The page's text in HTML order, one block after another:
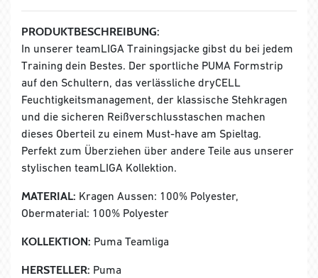
PRODUKTBESCHREIBUNG:
In unserer teamLIGA Trainingsjacke gibst du bei jedem
Training dein Bestes. Der sportliche PUMA Formstrip
auf den Schultern, das verlässliche dryCELL
Feuchtigkeitsmanagement, der klassische Stehkragen
und die sicheren Reißverschlusstaschen machen
dieses Oberteil zu einem Must-have am Spieltag.
Perfekt zum Überziehen über andere Teile aus unserer
stylischen teamLIGA Kollektion.
MATERIAL: Kragen Aussen: 100% Polyester,
Obermaterial: 100% Polyester
KOLLEKTION: Puma Teamliga
HERSTELLER: Puma